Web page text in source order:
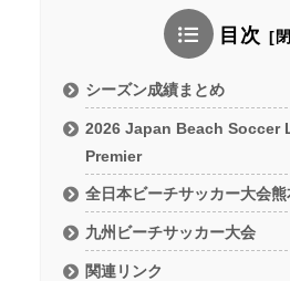
目次
シーズン成績まとめ
2026 Japan Beach Soccer
Premier
全日本ビーチサッカー大会
九州ビーチサッカー大会
関連リンク